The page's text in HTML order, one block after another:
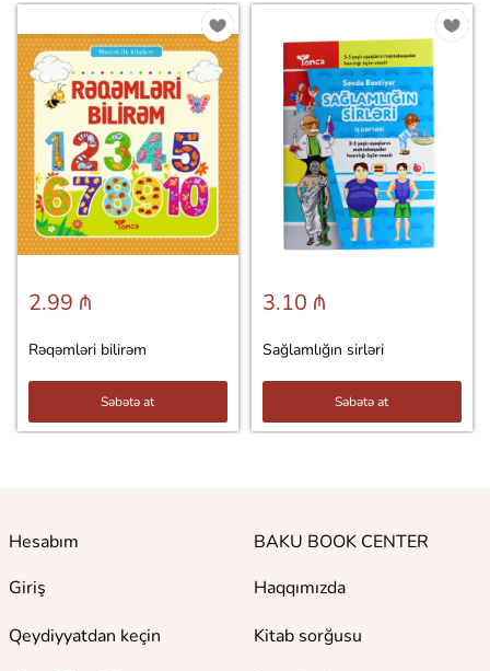
2.99 ₼
Rəqəmləri bilirəm
Səbətə at
3.10 ₼
Sağlamlığın sirləri
Səbətə at
Hesabım
Giriş
Qeydiyyatdan keçin
BAKU BOOK CENTER
Haqqımızda
Kitab sorğusu